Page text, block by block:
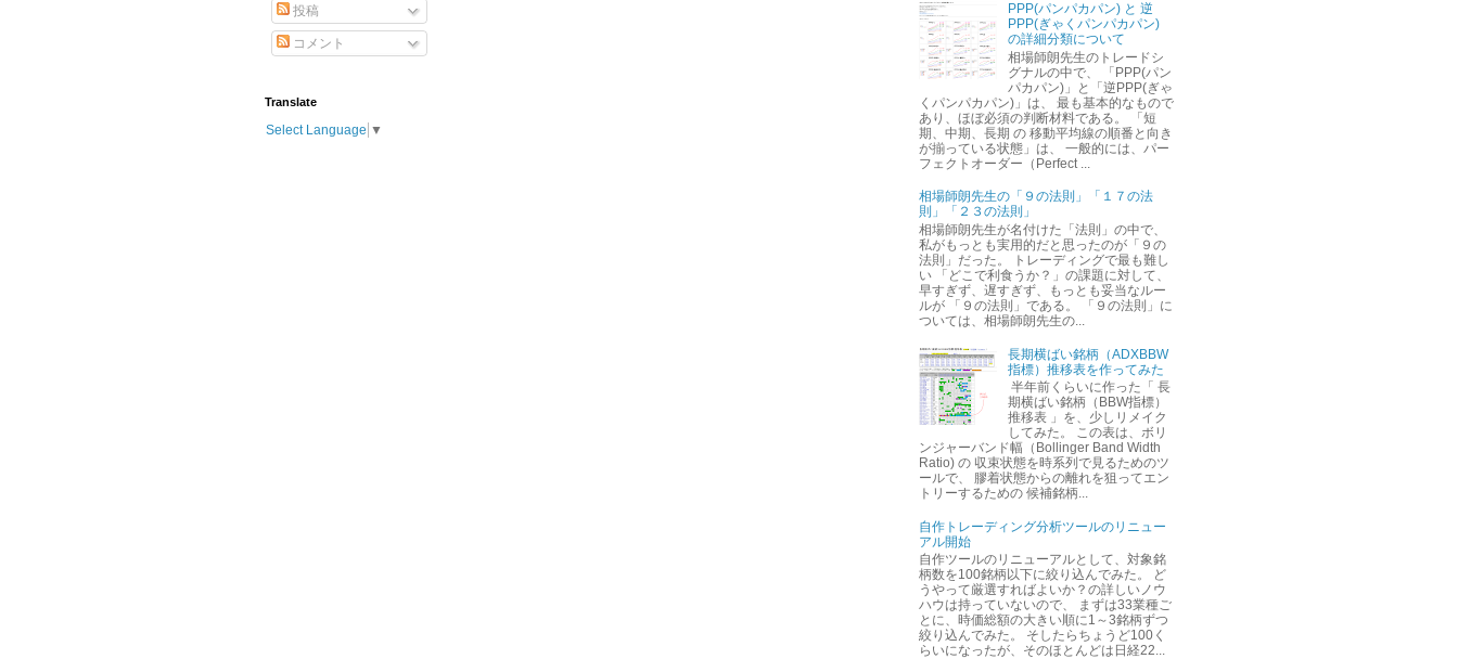
投稿
コメント
Translate
Select Language ▼
PPP(パンパカパン) と 逆
PPP(ぎゃくパンパカパン)
の詳細分類について
相場師朗先生のトレードシ
グナルの中で、 「PPP(パン
パカパン)」と「逆PPP(ぎゃ
くパンパカパン)」は、 最も基本的なもので
あり、ほぼ必須の判断材料である。 「短
期、中期、長期 の 移動平均線の順番と向き
が揃っている状態」は、 一般的には、パー
フェクトオーダー（Perfect ...
相場師朗先生の「９の法則」「１７の法
則」「２３の法則」
相場師朗先生が名付けた「法則」の中で、
私がもっとも実用的だと思ったのが「９の
法則」だった。 トレーディングで最も難し
い 「どこで利食うか？」の課題に対して、
早すぎず、遅すぎず、もっとも妥当なルー
ルが 「９の法則」である。 「９の法則」に
ついては、相場師朗先生の...
長期横ばい銘柄（ADXBBW
指標）推移表を作ってみた
半年前くらいに作った「 長
期横ばい銘柄（BBW指標）
推移表 」を、少しリメイク
してみた。 この表は、ボリ
ンジャーバンド幅（Bollinger Band Width
Ratio) の 収束状態を時系列で見るためのツ
ールで、 膠着状態からの離れを狙ってエン
トリーするための 候補銘柄...
自作トレーディング分析ツールのリニュー
アル開始
自作ツールのリニューアルとして、対象銘
柄数を100銘柄以下に絞り込んでみた。 ど
うやって厳選すればよいか？の詳しいノウ
ハウは持っていないので、 まずは33業種ご
とに、時価総額の大きい順に1～3銘柄ずつ
絞り込んでみた。 そしたらちょうど100く
らいになったが、そのほとんどは日経22...